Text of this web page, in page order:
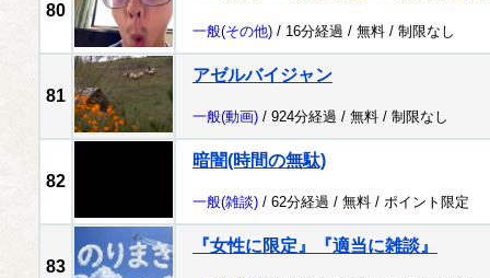
80
一般(その他) / 16分経過 / 無料 / 制限なし
81
アゼルバイジャン
一般(動画) / 924分経過 / 無料 / 制限なし
82
暗闇(時間の無駄)
一般(雑談) / 62分経過 / 無料 / ポイント限定
83
『女性に限定』『適当に雑談』